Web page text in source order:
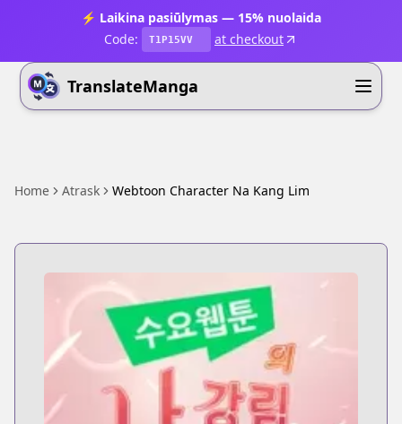
⚡ Laikina pasiūlymas — 15% nuolaida
Code:
T1P15VV at checkout
TranslateManga
Home Atrask Webtoon Character Na Kang Lim